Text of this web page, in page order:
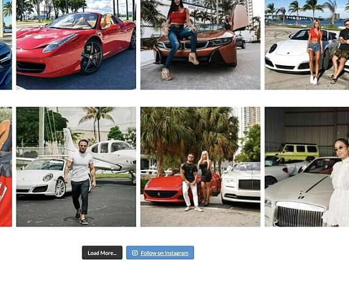
и паспорт. Эти документы необходимы для подтверждения
процесс был простым и удобным для вас.
Bentley
с моделью Bentley. Чем раньше вы забронируете автомобиль,
Укажите место, где вам будет удобно получить Bentley — это может быть
в указанное время, чтобы вам было комфортно и удобно.
предоплату. Этот шаг гарантирует, что выбранный вами Bentley будет
и позволяет уверенно планировать своё путешествие.
наслаждаться поездкой на Bentley. Автомобиль будет доставлен в